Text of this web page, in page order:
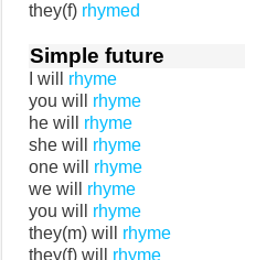
they(f) rhymed
Simple future
I will rhyme
you will rhyme
he will rhyme
she will rhyme
one will rhyme
we will rhyme
you will rhyme
they(m) will rhyme
they(f) will rhyme